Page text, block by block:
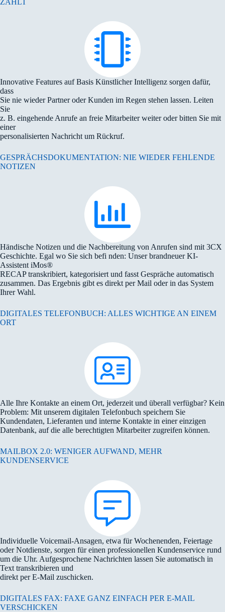
Innovative Features auf Basis Künstlicher Intelligenz sorgen dafür,
dass
Sie nie wieder Partner oder Kunden im Regen stehen lassen. Leiten
Sie
z. B. eingehende Anrufe an freie Mitarbeiter weiter oder bitten Sie mit
einer
personalisierten Nachricht um Rückruf.
GESPRÄCHSDOKUMENTATION: NIE WIEDER FEHLENDE
NOTIZEN
Händische Notizen und die Nachbereitung von Anrufen sind mit 3CX
Geschichte. Egal wo Sie sich befi nden: Unser brandneuer KI-
Assistent iMos®
RECAP transkribiert, kategorisiert und fasst Gespräche automatisch
zusammen. Das Ergebnis gibt es direkt per Mail oder in das System
Ihrer Wahl.
DIGITALES TELEFONBUCH: ALLES WICHTIGE AN EINEM
ORT
Alle Ihre Kontakte an einem Ort, jederzeit und überall verfügbar? Kein
Problem: Mit unserem digitalen Telefonbuch speichern Sie
Kundendaten, Lieferanten und interne Kontakte in einer einzigen
Datenbank, auf die alle berechtigten Mitarbeiter zugreifen können.
MAILBOX 2.0: WENIGER AUFWAND, MEHR
KUNDENSERVICE
Individuelle Voicemail-Ansagen, etwa für Wochenenden, Feiertage
oder Notdienste, sorgen für einen professionellen Kundenservice rund
um die Uhr. Aufgesprochene Nachrichten lassen Sie automatisch in
Text transkribieren und
direkt per E-Mail zuschicken.
DIGITALES FAX: FAXE GANZ EINFACH PER E-MAIL
VERSCHICKEN